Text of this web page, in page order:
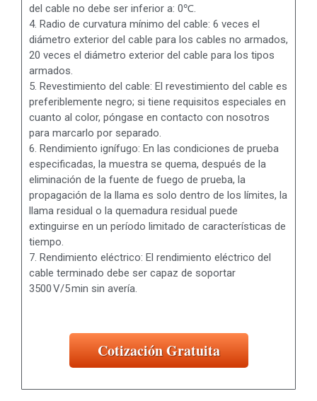
del cable no debe ser inferior a: 0℃.
4. Radio de curvatura mínimo del cable: 6 veces el
diámetro exterior del cable para los cables no armados,
20 veces el diámetro exterior del cable para los tipos
armados.
5. Revestimiento del cable: El revestimiento del cable es
preferiblemente negro; si tiene requisitos especiales en
cuanto al color, póngase en contacto con nosotros
para marcarlo por separado.
6. Rendimiento ignífugo: En las condiciones de prueba
especificadas, la muestra se quema, después de la
eliminación de la fuente de fuego de prueba, la
propagación de la llama es solo dentro de los límites, la
llama residual o la quemadura residual puede
extinguirse en un período limitado de características de
tiempo.
7. Rendimiento eléctrico: El rendimiento eléctrico del
cable terminado debe ser capaz de soportar
3500 V/5 min sin avería.
Cotización Gratuita